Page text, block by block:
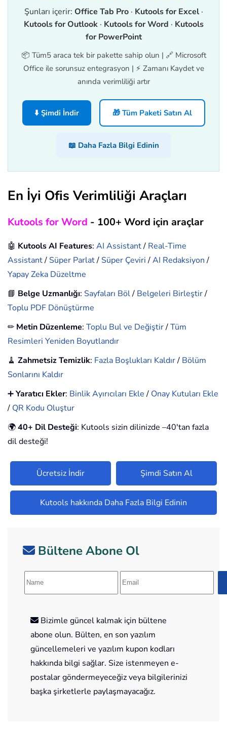
Şunları içerir: Office Tab Pro· Kutools for Excel·
Kutools for Outlook· Kutools for Word · Kutools
for PowerPoint
📦 Tüm5 araca tek bir pakette sahip olun | 🔗 Microsoft
Office ile sorunsuz entegrasyon | ⚡ Zamanı Kaydet ve
anında verimliliği artır
⬇️ Şimdi İndir 🎁 Tüm Paketi Satın Al
📖 Daha Fazla Bilgi Edinin
En İyi Ofis Verimliliği Araçları
Kutools for Word - 100+ Word için araçlar
🤖 Kutools AI Features: AI Assistant/ Real-Time
Assistant/ Süper Parlat/ Süper Çeviri/AI Redaksiyon/
Yapay Zeka Düzeltme
📘 Belge Uzmanlığı: Sayfaları Böl/ Belgeleri Birleştir/
Toplu PDF Dönüştürme
✏ Metin Düzenleme: Toplu Bul ve Değiştir/Tüm
Resimleri Yeniden Boyutlandır
🧹 Zahmetsiz Temizlik: Fazla Boşlukları Kaldır/ Bölüm
Sonlarını Kaldır
➕Yaratıcı Ekler: Binlik Ayırıcıları Ekle/ Onay Kutuları Ekle
/ QR Kodu Oluştur
🌍40+ Dil Desteği: Kutools sizin dilinizde –40'tan fazla
dil desteği!
Ücretsiz İndir Şimdi Satın Al
Kutools hakkında Daha Fazla Bilgi Edinin
Bültene Abone Ol
Bizimle güncel kalmak için bültene
abone olun. Bülten, en son yazılım
güncellemeleri ve yazılım kupon kodları
hakkında bilgi sağlar. Size istenmeyen e-
postalar göndermeyeceğiz veya bilgilerinizi
başka şirketlerle paylaşmayacağız.